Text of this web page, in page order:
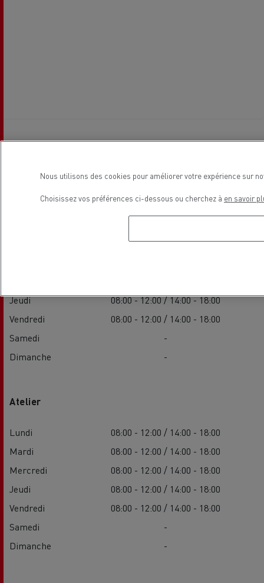
08:00 - 12:00 / 14:00 - 18:00
Jeudi
08:00 - 12:00 / 14:00 - 18:00
Vendredi
08:00 - 12:00 / 14:00 - 18:00
Samedi
-
Dimanche
-
Atelier
Lundi
08:00 - 12:00 / 14:00 - 18:00
Mardi
08:00 - 12:00 / 14:00 - 18:00
Mercredi
08:00 - 12:00 / 14:00 - 18:00
Jeudi
08:00 - 12:00 / 14:00 - 18:00
Vendredi
08:00 - 12:00 / 14:00 - 18:00
Samedi
-
Dimanche
-
Nous utilisons des cookies pour améliorer votre expérience sur
Choisissez vos préférences ci-dessous ou cherchez à en savoir